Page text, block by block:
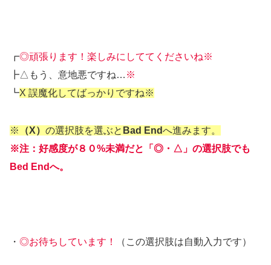
┏◎頑張ります！楽しみにしててくださいね※
┣△もう、意地悪ですね… ※
┗X 誤魔化してばっかりですね※
※ （X） の選択肢を選ぶと Bad Endへ進みます。
※注：好感度が８０%未満だと「◎・△」の選択肢でも
Bed Endへ。
・ ◎お待ちしています！ （この選択肢は自動入力です）